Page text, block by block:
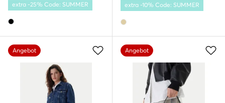
extra -25% Code: SUMMER extra -10% Code: SUMMER
Angebot Angebot